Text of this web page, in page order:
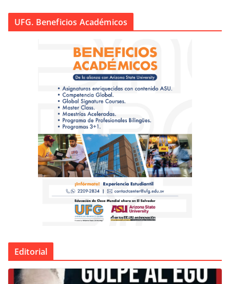
UFG. Beneficios Académicos
Editorial